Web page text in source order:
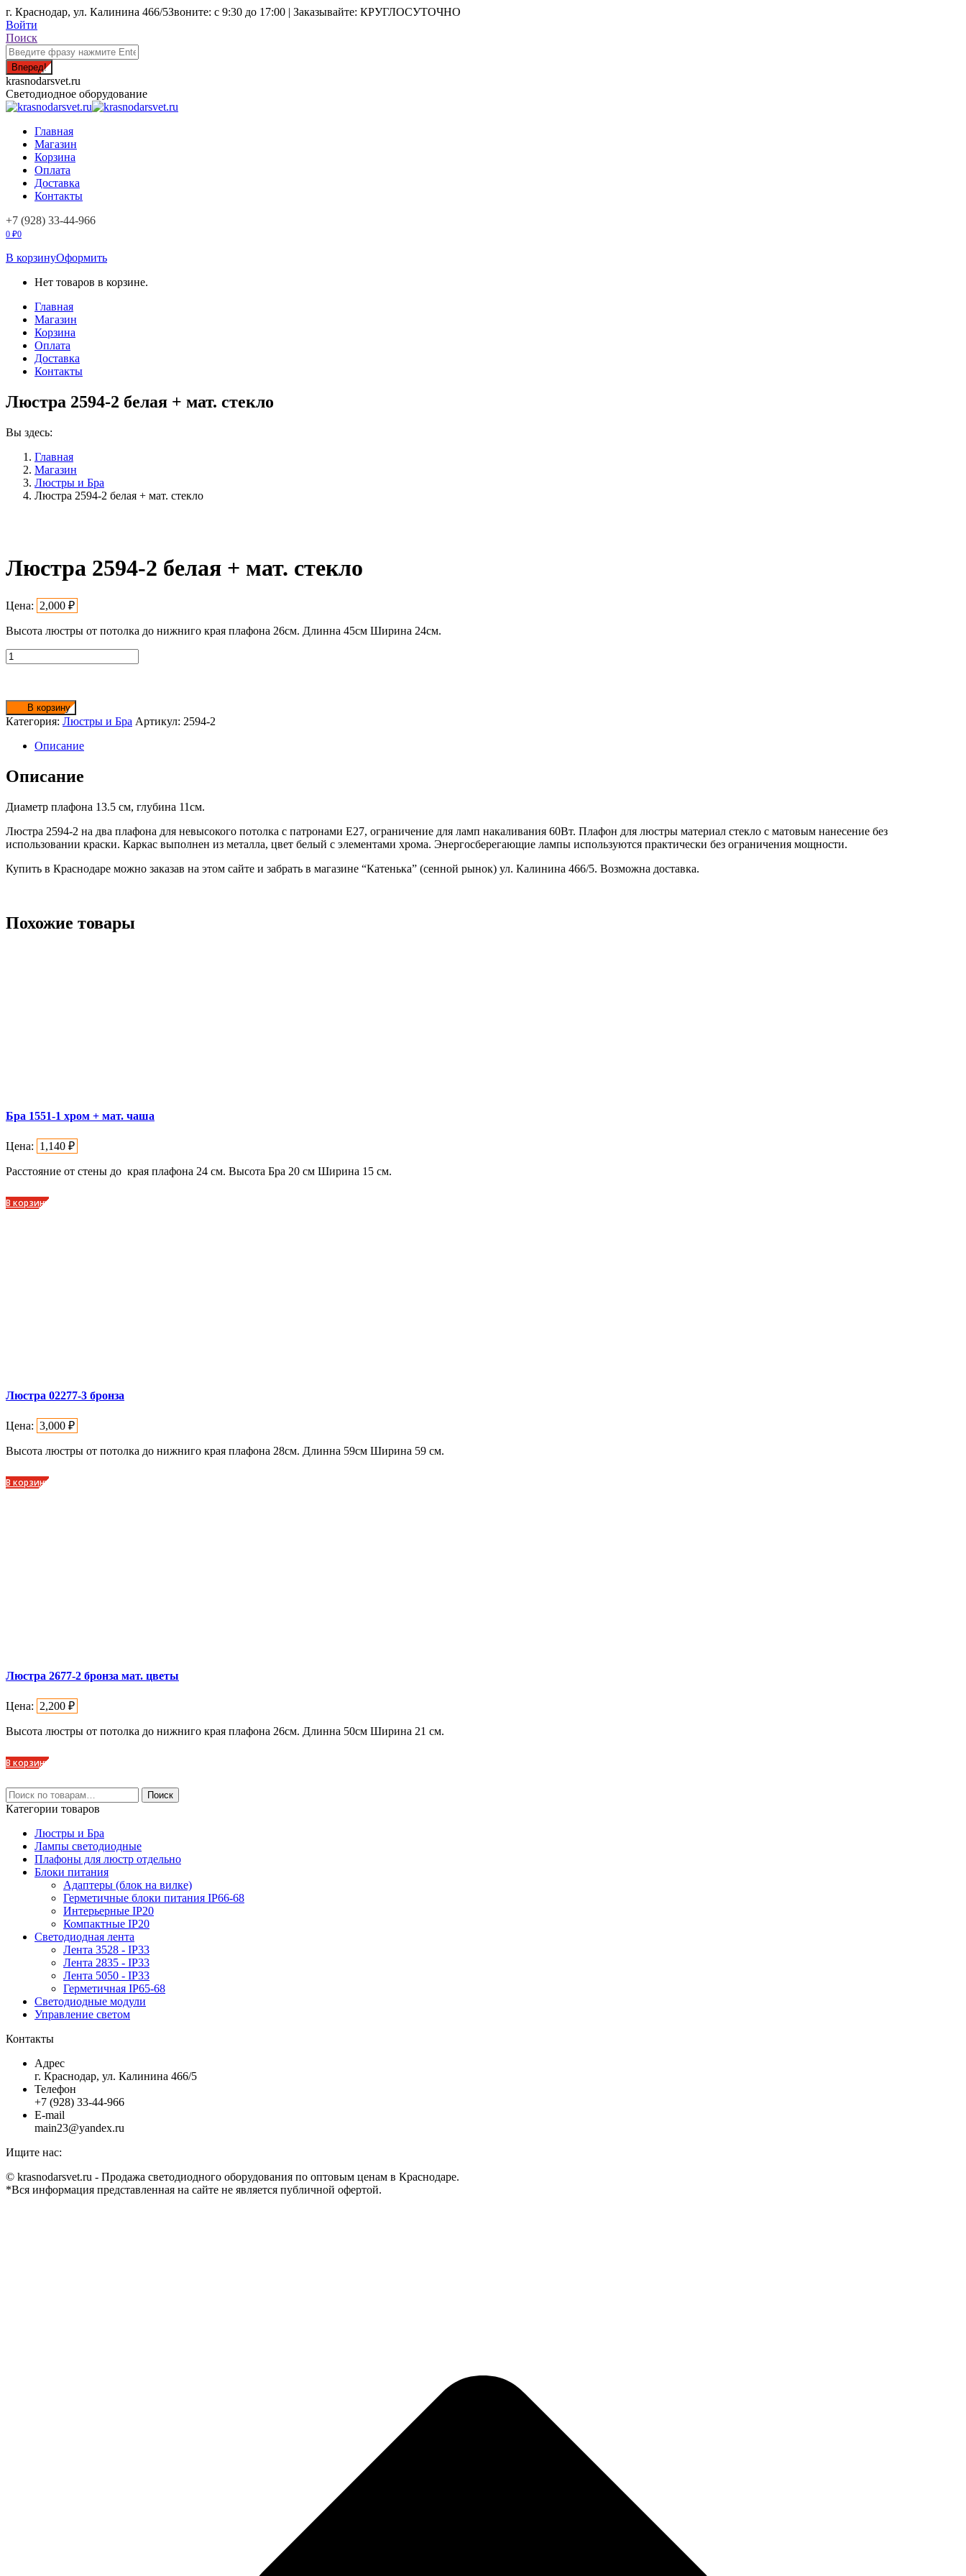
Перейти
к
содержанию
г. Краснодар, ул. Калинина 466/5Звоните: с 9:30 до 17:00 | Заказывайте: КРУГЛОСУТОЧНО
Войти
Поиск:
Поиск
krasnodarsvet.ru
Светодиодное оборудование
Главная
Магазин
Корзина
Оплата
Доставка
Контакты
+7 (928) 33-44-966
0 ₽0
В корзинуОформить
Нет товаров в корзине.
Главная
Магазин
Корзина
Оплата
Доставка
Контакты
Люстра 2594-2 белая + мат. стекло
Вы здесь:
Главная
Магазин
Люстры и Бра
Люстра 2594-2 белая + мат. стекло
Люстра 2594-2 белая + мат. стекло
Цена: 2,000 ₽
Высота люстры от потолка до нижниго края плафона 26см. Длинна 45см Ширина 24см.
Количество
товара
белая
мат.
В корзину
Категория: Люстры и Бра Артикул: 2594-2
Описание
Описание
Диаметр плафона 13.5 см, глубина 11см.
Люстра 2594-2 на два плафона для невысокого потолка с патронами E27, ограничение для ламп накаливания 60Вт. Плафон для люстры материал стекло с матовым нанесение без
использовании краски. Каркас выполнен из металла, цвет белый с элементами хрома. Энергосберегающие лампы используются практически без ограничения мощности.
Купить в Краснодаре можно заказав на этом сайте и забрать в магазине “Катенька” (сенной рынок) ул. Калинина 466/5. Возможна доставка.
Похожие товары
Бра 1551-1 хром + мат. чаша
Цена: 1,140 ₽
Расстояние от стены до края плафона 24 см. Высота Бра 20 см Ширина 15 см.
В корзину
Люстра 02277-3 бронза
Цена: 3,000 ₽
Высота люстры от потолка до нижниго края плафона 28см. Длинна 59см Ширина 59 см.
В корзину
Люстра 2677-2 бронза мат. цветы
Цена: 2,200 ₽
Высота люстры от потолка до нижниго края плафона 26см. Длинна 50см Ширина 21 см.
В корзину
Искать: Поиск
Категории товаров
Люстры и Бра
Лампы светодиодные
Плафоны для люстр отдельно
Блоки питания
Адаптеры (блок на вилке)
Герметичные блоки питания IP66-68
Интерьерные IP20
Компактные IP20
Светодиодная лента
Лента 3528 - IP33
Лента 2835 - IP33
Лента 5050 - IP33
Герметичная IP65-68
Светодиодные модули
Управление светом
Контакты
Адрес
г. Краснодар, ул. Калинина 466/5
Телефон
+7 (928) 33-44-966
E-mail
main23@yandex.ru
Ищите нас:
Страница
Facebook
Страница
Twitter
Страница
Instagram
Страница
Вконтакте
© krasnodarsvet.ru - Продажа светодиодного оборудования по оптовым ценам в Краснодаре.
*Вся информация представленная на сайте не является публичной офертой.